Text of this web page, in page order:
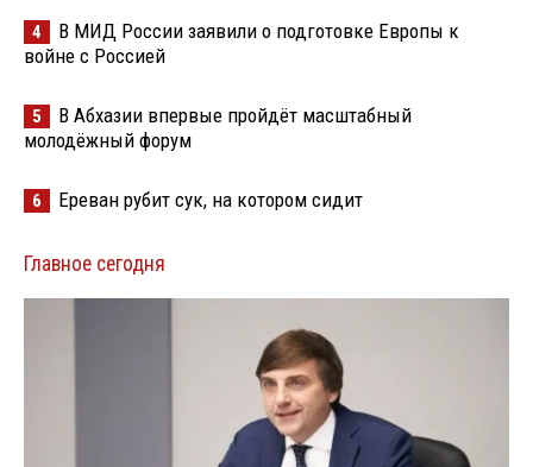
4
В МИД России заявили о подготовке Европы к
войне с Россией
5
В Абхазии впервые пройдёт масштабный
молодёжный форум
6 Ереван рубит сук, на котором сидит
Главное сегодня